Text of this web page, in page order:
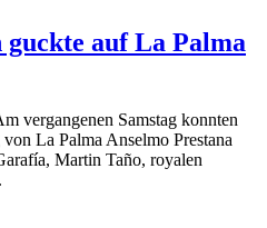
auf La Palma
vergangenen Samstag konnten
La Palma Anselmo Prestana
Martin Taño, royalen